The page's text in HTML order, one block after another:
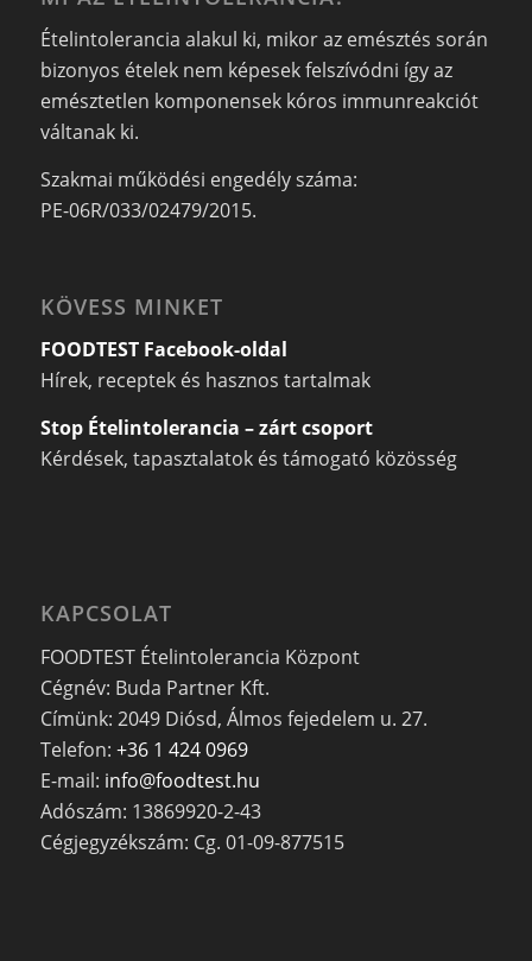
Ételintolerancia alakul ki, mikor az emésztés során
bizonyos ételek nem képesek felszívódni így az
emésztetlen komponensek kóros immunreakciót
váltanak ki.
Szakmai működési engedély száma:
PE-06R/033/02479/2015.
KÖVESS MINKET
FOODTEST Facebook-oldal
Hírek, receptek és hasznos tartalmak
Stop Ételintolerancia – zárt csoport
Kérdések, tapasztalatok és támogató közösség
KAPCSOLAT
FOODTEST Ételintolerancia Központ
Cégnév: Buda Partner Kft.
Címünk: 2049 Diósd, Álmos fejedelem u. 27.
Telefon: +36 1 424 0969
E-mail: info@foodtest.hu
Adószám: 13869920-2-43
Cégjegyzékszám: Cg. 01-09-877515